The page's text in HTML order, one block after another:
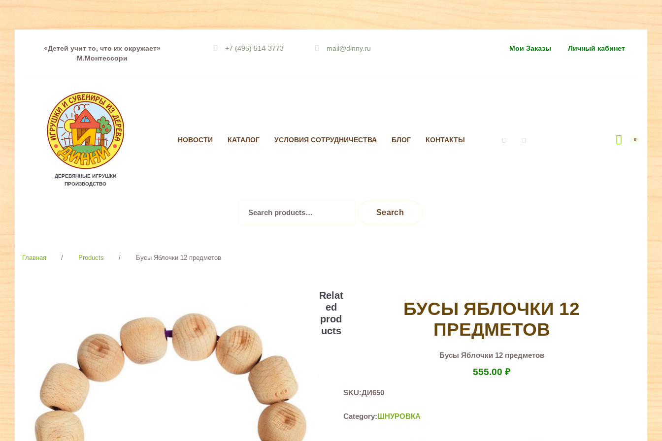
to
«Детей учит то, что их окружает»
М.Монтессори
+7 (495) 514-3773 mail@dinny.ru Мои Заказы Личный кабинет
ДЕРЕВЯННЫЕ ИГРУШКИ
ПРОИЗВОДСТВО
НОВОСТИ КАТАЛОГ УСЛОВИЯ СОТРУДНИЧЕСТВА БЛОГ КОНТАКТЫ 0
for:
Search
Главная / Products / Бусы Яблочки 12 предметов
БУСЫ ЯБЛОЧКИ 12
ПРЕДМЕТОВ
Бусы Яблочки 12 предметов
555.00₽
SKU:ДИ650
Category:ШНУРОВКА
Relat
ed
prod
ucts